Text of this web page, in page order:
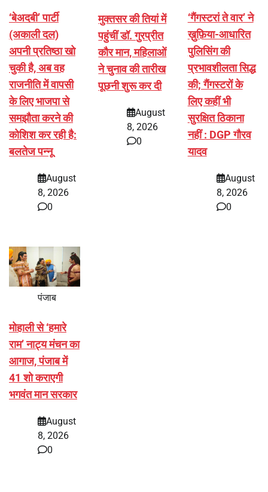
‘बेअदबी’ पार्टी
(अकाली दल)
अपनी प्रतिष्ठा खो
चुकी है, अब वह
राजनीति में वापसी
के लिए भाजपा से
समझौता करने की
कोशिश कर रही है:
बलतेज पन्नू
August
8, 2026
0
मुक्तसर की तियां में
पहुंचीं डॉ. गुरप्रीत
कौर मान, महिलाओं
ने चुनाव की तारीख
पूछनी शुरू कर दी
August
8, 2026
0
‘गैंगस्टरां ते वार’ ने
ख़ुफ़िया-आधारित
पुलिसिंग की
प्रभावशीलता सिद्ध
की; गैंगस्टरों के
लिए कहीं भी
सुरक्षित ठिकाना
नहीं : DGP गौरव
यादव
August
8, 2026
0
पंजाब
मोहाली से ‘हमारे
राम’ नाट्य मंचन का
आगाज, पंजाब में
41 शो कराएगी
भगवंत मान सरकार
August
8, 2026
0